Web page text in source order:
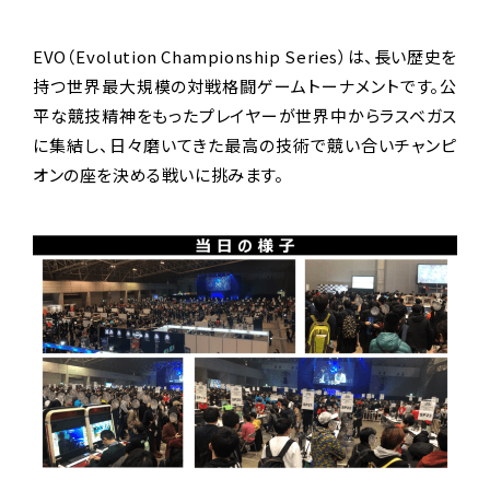
EVO（Evolution Championship Series）は、長い歴史を
持つ世界最大規模の対戦格闘ゲームトーナメントです。公
平な競技精神をもったプレイヤーが世界中からラスベガス
に集結し、日々磨いてきた最高の技術で競い合いチャンピ
オンの座を決める戦いに挑みます。